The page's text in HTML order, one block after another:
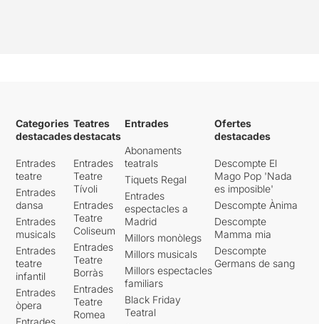
Categories
destacades
Entrades
teatre
Entrades
dansa
Entrades
musicals
Entrades
teatre
infantil
Entrades
òpera
Teatres
destacats
Entrades
Teatre
Tívoli
Entrades
Teatre
Coliseum
Entrades
Teatre
Borràs
Entrades
Teatre
Romea
Entrades
Abonaments
teatrals
Tiquets Regal
Entrades
espectacles a
Madrid
Millors monòlegs
Millors musicals
Millors espectacles
familiars
Black Friday
Teatral
Ofertes
destacades
Descompte El
Mago Pop 'Nada
es imposible'
Descompte Ànima
Descompte
Mamma mia
Descompte
Germans de sang